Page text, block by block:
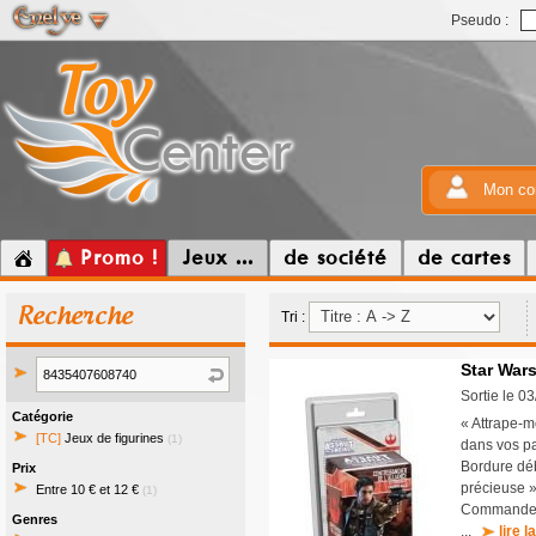
Pseudo :
Mon
Promo ! Jeux ... de société de cartes
Recherche
Catégorie
[TC] Jeux de figurines (1)
Prix
Entre 10 € et 12 € (1)
Genres
Tri :
Star
Sortie le
« Attrape-
dans vos
Bordure
précieuse
...
lire